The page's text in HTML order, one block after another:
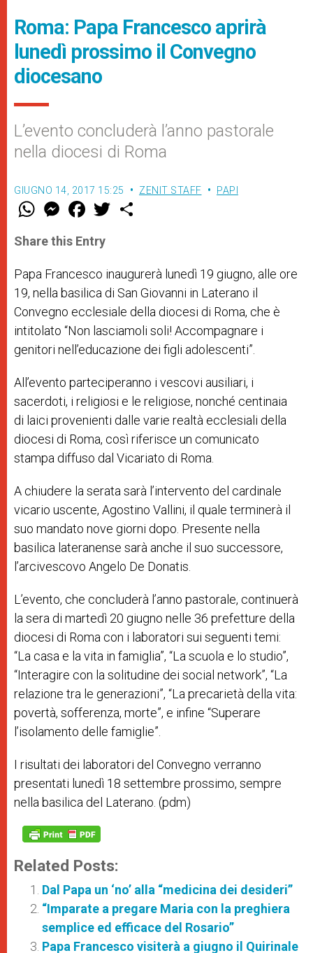
Roma: Papa Francesco aprirà
lunedì prossimo il Convegno
diocesano
L’evento concluderà l’anno pastorale
nella diocesi di Roma
GIUGNO 14, 2017 15:25 ZENIT STAFF PAPI
W
t
s
p
p
M
e
s
e
g
e
r
F
a
e
b
o
k
w
r
Share this Entry
Papa Francesco inaugurerà lunedì 19 giugno, alle ore
19, nella basilica di San Giovanni in Laterano il
Convegno ecclesiale della diocesi di Roma, che è
intitolato “Non lasciamoli soli! Accompagnare i
genitori nell’educazione dei figli adolescenti”.
All’evento parteciperanno i vescovi ausiliari, i
sacerdoti, i religiosi e le religiose, nonché centinaia
di laici provenienti dalle varie realtà ecclesiali della
diocesi di Roma, così riferisce un comunicato
stampa diffuso dal Vicariato di Roma.
A chiudere la serata sarà l’intervento del cardinale
vicario uscente, Agostino Vallini, il quale terminerà il
suo mandato nove giorni dopo. Presente nella
basilica lateranense sarà anche il suo successore,
l’arcivescovo Angelo De Donatis.
L’evento, che concluderà l’anno pastorale, continuerà
la sera di martedì 20 giugno nelle 36 prefetture della
diocesi di Roma con i laboratori sui seguenti temi:
“La casa e la vita in famiglia”, “La scuola e lo studio”,
“Interagire con la solitudine dei social network”, “La
relazione tra le generazioni”, “La precarietà della vita:
povertà, sofferenza, morte”, e infine “Superare
l’isolamento delle famiglie”.
I risultati dei laboratori del Convegno verranno
presentati lunedì 18 settembre prossimo, sempre
nella basilica del Laterano. (pdm)
Related Posts:
Dal Papa un ‘no’ alla “medicina dei desideri”
“Imparate a pregare Maria con la preghiera
semplice ed efficace del Rosario”
Papa Francesco visiterà a giugno il Quirinale